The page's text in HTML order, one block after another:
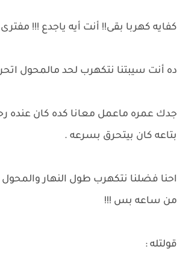
كفايه كهربا بقى!! أنت أيه ياجدع !!!
ده أنت سيبتنا نتكهرب لحد مالمحول
جدك عمره ماعمل معانا كده كان عنده
بتاعه كان بيتحرق بسرعه .
احنا فضلنا نتكهرب طول النهار
من ساعه بس !!!
قولتله :